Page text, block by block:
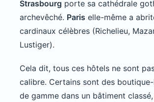
Strasbourg porte sa cathédrale
archevêché. Paris elle-même a
cardinaux célèbres (Richelieu,
Lustiger).
Cela dit, tous ces hôtels ne sont
calibre. Certains sont des
de gamme dans un bâtiment classé,